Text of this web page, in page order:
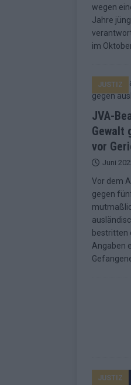
wegen
Jahre
im
JUSTIZ
JVA-
Gewalt
vor
Juni
Vor dem
gegen
bestritten
Angaben
JUSTIZ